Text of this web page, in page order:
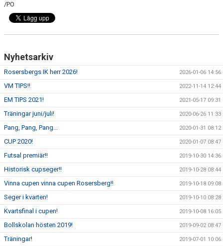
/PO
Nyhetsarkiv
Rosersbergs IK herr 2026! 2026-01-06 14:56
VM TIPS!! 2022-11-14 12:44
EM TIPS 2021! 2021-05-17 09:31
Träningar juni/juli! 2020-06-26 11:33
Pang, Pang, Pang... 2020-01-31 08:12
CUP 2020! 2020-01-07 08:47
Futsal premiär!! 2019-10-30 14:36
Historisk cupseger!! 2019-10-28 08:44
Vinna cupen vinna cupen Rosersberg!! 2019-10-18 09:08
Seger i kvarten! 2019-10-10 08:28
Kvartsfinal i cupen! 2019-10-08 16:05
Bollskolan hösten 2019! 2019-09-02 08:47
Träningar! 2019-07-01 10:06